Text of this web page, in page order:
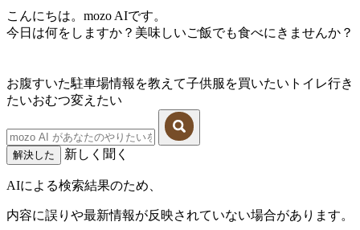
こんにちは。mozo AIです。
今日は何をしますか？美味しいご飯でも食べにきませんか？
お腹すいた駐車場情報を教えて子供服を買いたい トイレ行き
たいおむつ変えたい
解決した 新しく聞く
AIによる検索結果のため、
内容に誤りや最新情報が反映されていない場合があります。